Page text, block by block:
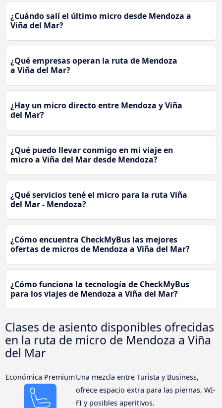
¿Cuándo salí el último micro desde Mendoza a
Viña del Mar?
¿Qué empresas operan la ruta de Mendoza
a Viña del Mar?
¿Hay un micro directo entre Mendoza y Viña
del Mar?
¿Qué puedo llevar conmigo en mi viaje en
micro a Viña del Mar desde Mendoza?
¿Qué servicios tené el micro para la ruta Viña
del Mar - Mendoza?
¿Cómo encuentra CheckMyBus las mejores
ofertas de micros de Mendoza a Viña del Mar?
¿Cómo funciona la tecnología de CheckMyBus
para los viajes de Mendoza a Viña del Mar?
Clases de asiento disponibles ofrecidas
en la ruta de micro de Mendoza a Viña
del Mar
Económica PremiumUna mezcla entre Turista y Business,
ofrece espacio extra para las piernas, WI-
FI y posibles aperitivos.